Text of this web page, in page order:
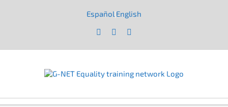
Español|English
Facebook